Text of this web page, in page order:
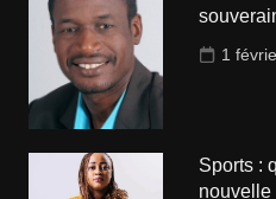
1
Sports :
nouvelle